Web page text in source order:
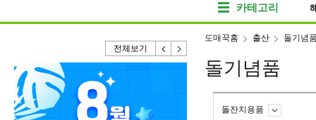
카테고리
전체보기
도매꾹홈 출산 돌기념
돌기념품
돌잔치용품